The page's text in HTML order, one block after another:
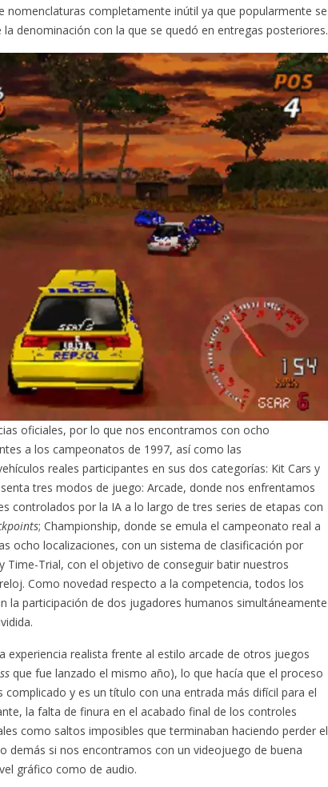
nomenclaturas completamente inútil ya que popularmente se
denominación con la que se quedó en entregas posteriores.
oficiales, por lo que nos encontramos con ocho
a los campeonatos de 1997, así como las
reales participantes en sus dos categorías: Kit Cars y
tres modos de juego: Arcade, donde nos enfrentamos
controlados por la IA a lo largo de tres series de etapas con
; Championship, donde se emula el campeonato real a
ocho localizaciones, con un sistema de clasificación por
Time-Trial, con el objetivo de conseguir batir nuestros
Como novedad respecto a la competencia, todos los
la participación de dos jugadores humanos simultáneamente
experiencia realista frente al estilo arcade de otros juegos
que fue lanzado el mismo año), lo que hacía que el proceso
complicado y es un título con una entrada más difícil para el
la falta de finura en el acabado final de los controles
como saltos imposibles que terminaban haciendo perder el
demás si nos encontramos con un videojuego de buena
gráfico como de audio.